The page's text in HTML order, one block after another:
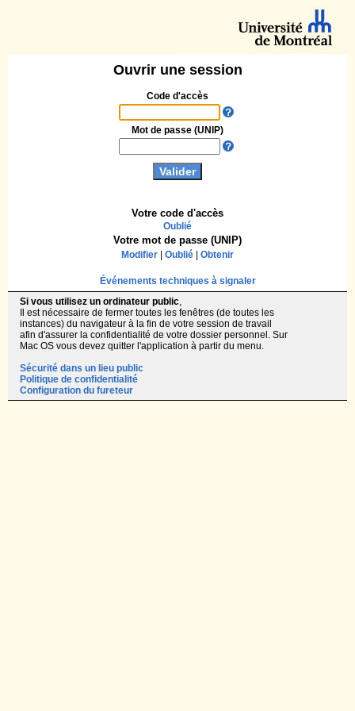
Ouvrir une session
Code d'accès
Votre code d'accès
Oublié
Mot de passe (UNIP)
Votre mot de passe (UNIP)
Modifier Oublié Obtenir
Événements techniques à signaler
Si vous utilisez un ordinateur public,
Il est nécessaire de fermer toutes les fenêtres (de toutes les
instances) du navigateur à la fin de votre session de travail
afin d'assurer la confidentialité de votre dossier personnel. Sur
Mac OS vous devez quitter l'application à partir du menu.
Sécurité dans un lieu public
Politique de confidentialité
Configuration du fureteur